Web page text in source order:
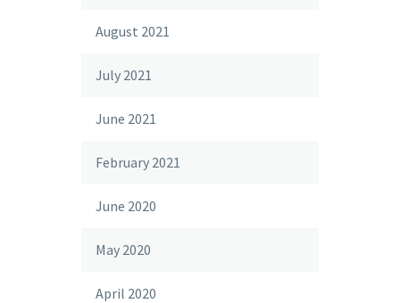
August 2021
July 2021
June 2021
February 2021
June 2020
May 2020
April 2020